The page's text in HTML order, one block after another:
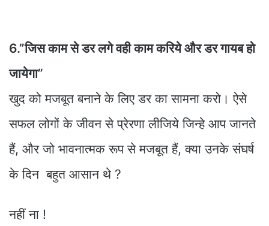
6.”जिस काम से डर लगे वही काम करिये और डर गायब हो
जायेगा”
खुद को मजबूत बनाने के लिए डर का सामना करो। ऐसे
सफल लोगों के जीवन से प्रेरणा लीजिये जिन्हे आप जानते
हैं, और जो भावनात्मक रूप से मजबूत हैं, क्या उनके संघर्ष
के दिन बहुत आसान थे ?
नहीं ना !